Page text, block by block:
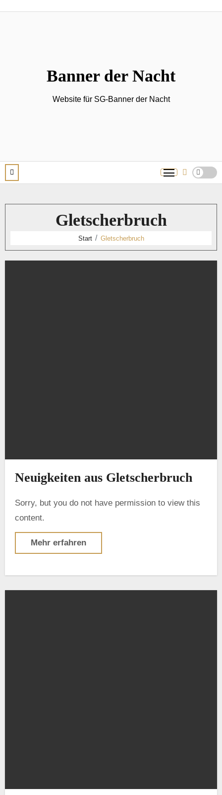
Banner der Nacht
Website für SG-Banner der Nacht
Gletscherbruch
Start Gletscherbruch
Neuigkeiten aus Gletscherbruch
Sorry, but you do not have permission to view this
content.
Mehr erfahren